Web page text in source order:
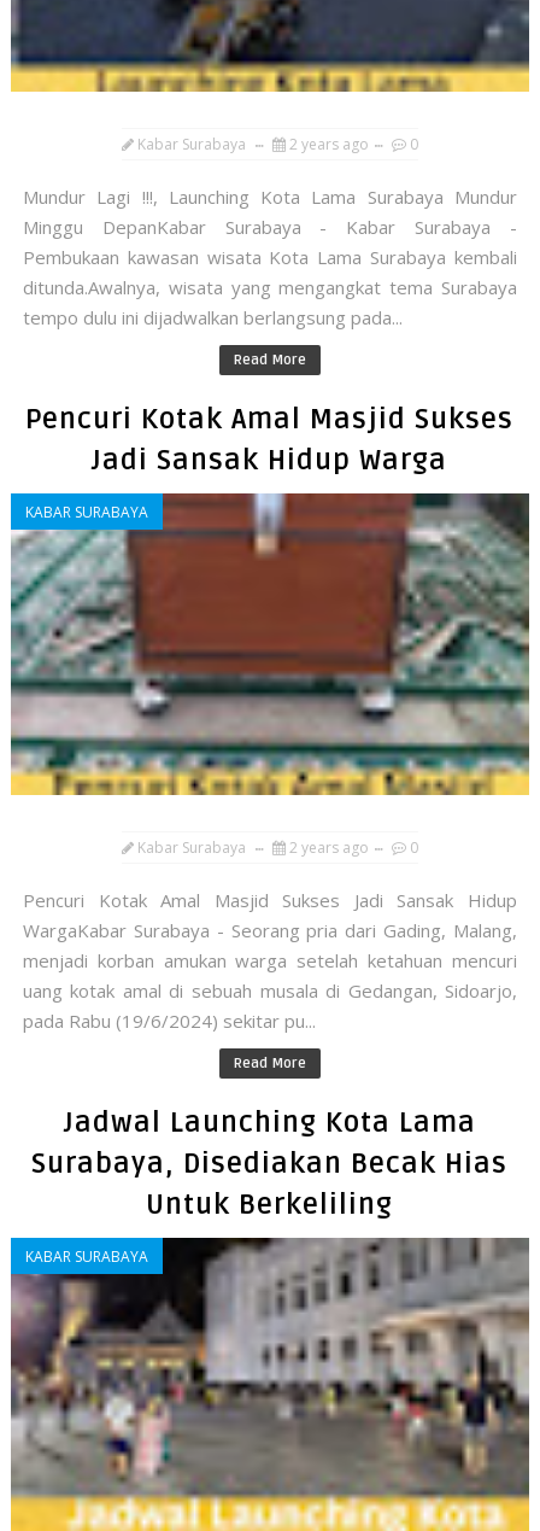
Kabar Surabaya 2 years ago 0
Mundur Lagi !!!, Launching Kota Lama Surabaya Mundur
Minggu DepanKabar Surabaya - Kabar Surabaya -
Pembukaan kawasan wisata Kota Lama Surabaya kembali
ditunda.Awalnya, wisata yang mengangkat tema Surabaya
tempo dulu ini dijadwalkan berlangsung pada...
Read More
Pencuri Kotak Amal Masjid Sukses
Jadi Sansak Hidup Warga
KABAR SURABAYA
Kabar Surabaya 2 years ago 0
Pencuri Kotak Amal Masjid Sukses Jadi Sansak Hidup
WargaKabar Surabaya - Seorang pria dari Gading, Malang,
menjadi korban amukan warga setelah ketahuan mencuri
uang kotak amal di sebuah musala di Gedangan, Sidoarjo,
pada Rabu (19/6/2024) sekitar pu...
Read More
Jadwal Launching Kota Lama
Surabaya, Disediakan Becak Hias
Untuk Berkeliling
KABAR SURABAYA